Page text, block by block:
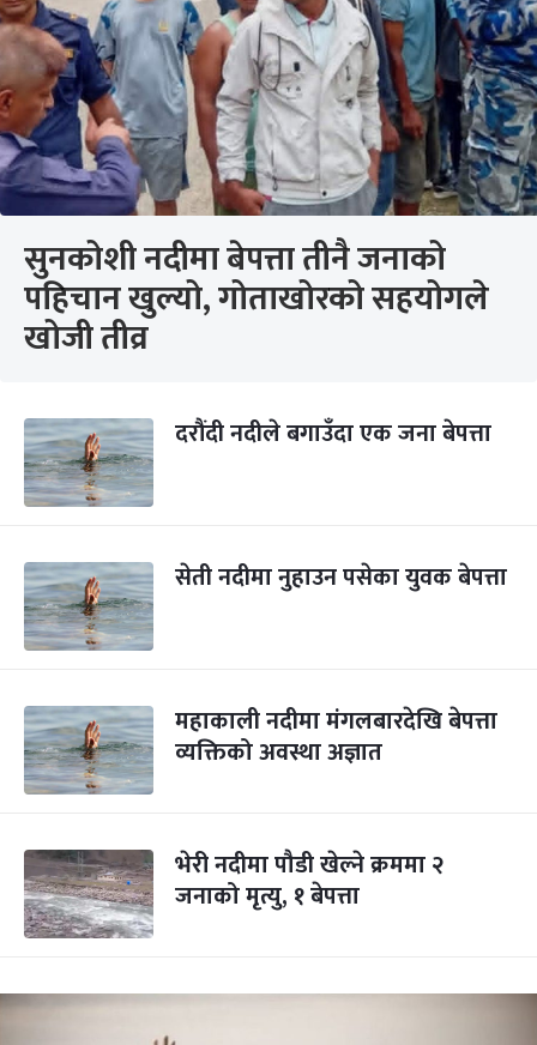
सुनकोशी नदीमा बेपत्ता तीनै जनाको
पहिचान खुल्यो, गोताखोरको सहयोगले
खोजी तीव्र
दरौंदी नदीले बगाउँदा एक जना बेपत्ता
सेती नदीमा नुहाउन पसेका युवक बेपत्ता
महाकाली नदीमा मंगलबारदेखि बेपत्ता
व्यक्तिको अवस्था अज्ञात
भेरी नदीमा पौडी खेल्ने क्रममा २
जनाको मृत्यु, १ बेपत्ता